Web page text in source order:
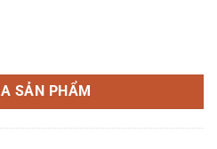
MN65-200B số lượng
SẢN PHẨM